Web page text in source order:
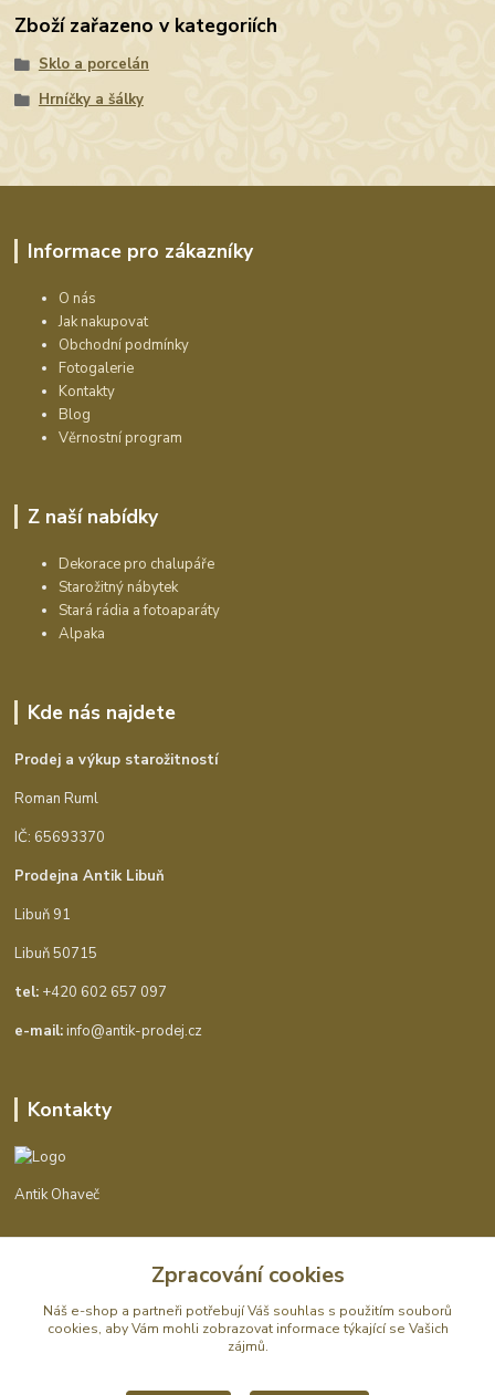
Zboží zařazeno v kategoriích
Sklo a porcelán
Hrníčky a šálky
Informace pro zákazníky
O nás
Jak nakupovat
Obchodní podmínky
Fotogalerie
Kontakty
Blog
Věrnostní program
Z naší nabídky
Dekorace pro chalupáře
Starožitný nábytek
Stará rádia a fotoaparáty
Alpaka
Kde nás najdete
Prodej a výkup starožitností
Roman Ruml
IČ: 65693370
Prodejna Antik Libuň
Libuň 91
Libuň 50715
tel: +420 602 657 097
e-mail:info@antik-prodej.cz
Kontakty
Antik Ohaveč
info@antik-prodej.cz
Zpracování cookies
Náš e-shop a partneři potřebují Váš souhlas s použitím souborů
cookies, aby Vám mohli zobrazovat informace týkající se Vašich
zájmů.